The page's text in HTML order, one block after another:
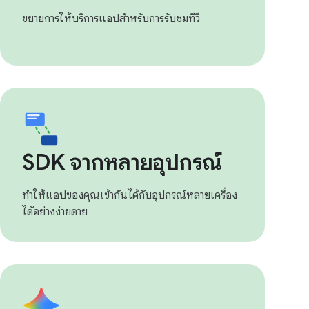
ขยายการให้บริการแอปสำหรับการรับชมทีวี
SDK จากหลายอุปกรณ์
ทำให้แอปของคุณเข้ากันได้กับอุปกรณ์หลายเครื่อง
ได้อย่างง่ายดาย